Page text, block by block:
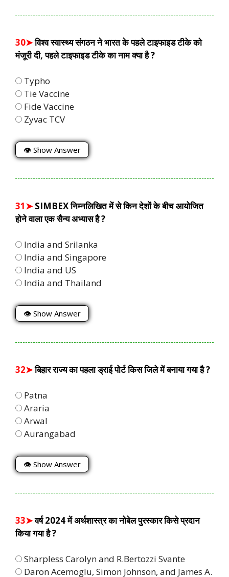
30➤विश्व स्वास्थ्य संगठन ने भारत के पहले टाइफाइड टीके को
मंजूरी दी, पहले टाइफाइड टीके का नाम क्या है ?
Typho
Tie Vaccine
Fide Vaccine
Zyvac TCV
👁 Show Answer
31➤SIMBEX निम्नलिखित में से किन देशों के बीच आयोजित
होने वाला एक सैन्य अभ्यास है ?
India and Srilanka
India and Singapore
India and US
India and Thailand
👁 Show Answer
32➤बिहार राज्य का पहला ड्राई पोर्ट किस जिले में बनाया गया है ?
Patna
Araria
Arwal
Aurangabad
👁 Show Answer
33➤वर्ष 2024 में अर्थशास्त्र का नोबेल पुरस्कार किसे प्रदान
किया गया है ?
Sharpless Carolyn and R.Bertozzi Svante
Daron Acemoglu, Simon Johnson, and James A.